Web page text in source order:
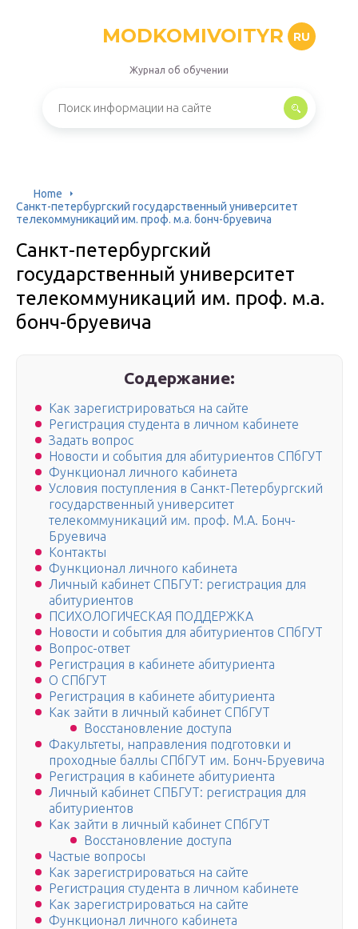
MODKOMIVOITYR RU
Журнал об обучении
Home
Санкт-петербургский государственный университет
телекоммуникаций им. проф. м.а. бонч-бруевича
Санкт-петербургский
государственный университет
телекоммуникаций им. проф. м.а.
бонч-бруевича
Содержание:
Как зарегистрироваться на сайте
Регистрация студента в личном кабинете
Задать вопрос
Новости и события для абитуриентов СПбГУТ
Функционал личного кабинета
Условия поступления в Санкт-Петербургский
государственный университет
телекоммуникаций им. проф. М.А. Бонч-
Бруевича
Контакты
Функционал личного кабинета
Личный кабинет СПБГУТ: регистрация для
абитуриентов
ПСИХОЛОГИЧЕСКАЯ ПОДДЕРЖКА
Новости и события для абитуриентов СПбГУТ
Вопрос-ответ
Регистрация в кабинете абитуриента
О СПбГУТ
Регистрация в кабинете абитуриента
Как зайти в личный кабинет СПбГУТ
Восстановление доступа
Факультеты, направления подготовки и
проходные баллы СПбГУТ им. Бонч-Бруевича
Регистрация в кабинете абитуриента
Личный кабинет СПБГУТ: регистрация для
абитуриентов
Как зайти в личный кабинет СПбГУТ
Восстановление доступа
Частые вопросы
Как зарегистрироваться на сайте
Регистрация студента в личном кабинете
Как зарегистрироваться на сайте
Функционал личного кабинета